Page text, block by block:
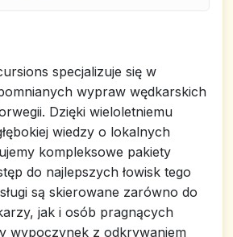
specjalizuje się w
wypraw wędkarskich
Dzięki wieloletniemu
wiedzy o lokalnych
kompleksowe pakiety
do najlepszych łowisk tego
są skierowane zarówno do
jak i osób pragnących
wypoczynek z odkrywaniem